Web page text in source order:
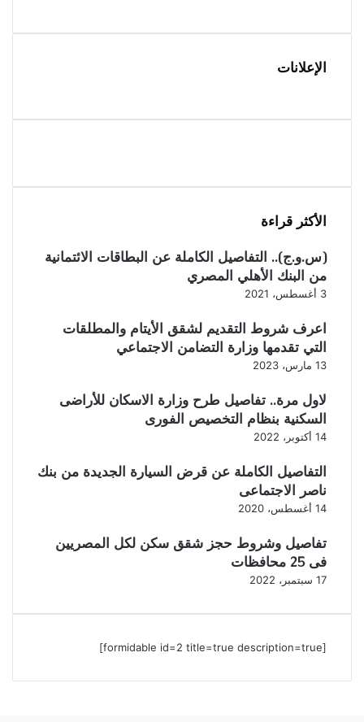
الإعلانات
الأكثر قراءة
(س.و.ج).. التفاصيل الكاملة عن البطاقات الائتمانية
من البنك الأهلي المصري
3 أغسطس، 2021
اعرف شروط التقديم لشقق الأيتام والمطلقات
التي تقدمها وزارة التضامن الاجتماعي
13 مارس، 2023
لاول مرة.. تفاصيل طرح وزارة الاسكان للأراضى
السكنية بنظام التخصيص الفورى
14 أكتوبر، 2022
التفاصيل الكاملة عن قرض السيارة الجديدة من بنك
ناصر الاجتماعى
14 أغسطس، 2020
تفاصيل وشروط حجز شقق سكن لكل المصريين
فى 25 محافظات
17 سبتمبر، 2022
[formidable id=2 title=true description=true]